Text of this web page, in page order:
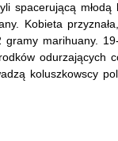
spacerującą
Kobieta
marihuany.
koluszkowscy